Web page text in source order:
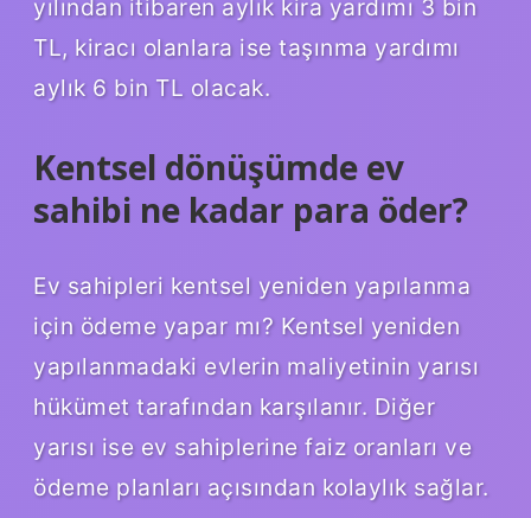
yılından itibaren aylık kira yardımı 3 bin
TL, kiracı olanlara ise taşınma yardımı
aylık 6 bin TL olacak.
Kentsel dönüşümde ev
sahibi ne kadar para öder?
Ev sahipleri kentsel yeniden yapılanma
için ödeme yapar mı? Kentsel yeniden
yapılanmadaki evlerin maliyetinin yarısı
hükümet tarafından karşılanır. Diğer
yarısı ise ev sahiplerine faiz oranları ve
ödeme planları açısından kolaylık sağlar.